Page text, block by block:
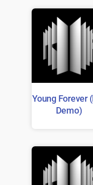
Young Forever
Demo)